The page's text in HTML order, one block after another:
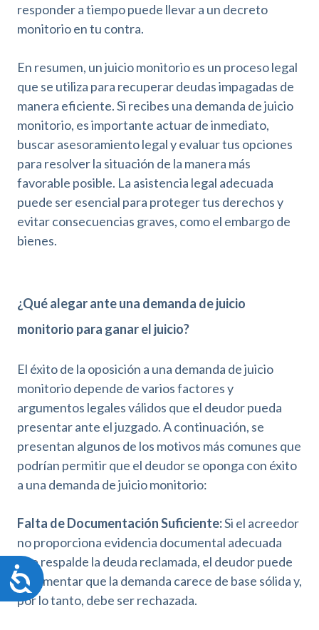
A
c
responder a tiempo puede llevar a un decreto
monitorio en tu contra.
En resumen, un juicio monitorio es un proceso legal
que se utiliza para recuperar deudas impagadas de
manera eficiente. Si recibes una demanda de juicio
monitorio, es importante actuar de inmediato,
buscar asesoramiento legal y evaluar tus opciones
para resolver la situación de la manera más
favorable posible. La asistencia legal adecuada
puede ser esencial para proteger tus derechos y
evitar consecuencias graves, como el embargo de
bienes.
¿Qué alegar ante una demanda de juicio
monitorio para ganar el juicio?
El éxito de la oposición a una demanda de juicio
monitorio depende de varios factores y
argumentos legales válidos que el deudor pueda
presentar ante el juzgado. A continuación, se
presentan algunos de los motivos más comunes que
podrían permitir que el deudor se oponga con éxito
a una demanda de juicio monitorio:
Falta de Documentación Suficiente:Si el acreedor
no proporciona evidencia documental adecuada
que respalde la deuda reclamada, el deudor puede
argumentar que la demanda carece de base sólida y,
por lo tanto, debe ser rechazada.